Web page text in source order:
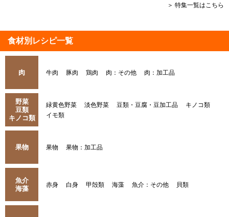
＞ 特集一覧はこちら
食材別レシピ一覧
肉 牛肉 豚肉 鶏肉 肉：その他 肉：加工品
野菜
豆類
キノコ類
緑黄色野菜 淡色野菜 豆類・豆腐・豆加工品
キノコ類
イモ類
果物 果物 果物：加工品
魚介
海藻
赤身 白身 甲殻類 海藻 魚介：その他 貝類